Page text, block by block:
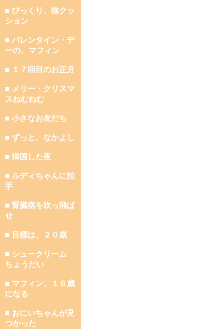
■ びっくり、猫クッ
ション
■ バレンタイン・デ
ーの、マフィン
■ １７回目のお正月
■ メリー・クリスマ
スねむねむ
■ 小さなお友だち
■ ずっと、なかよし
■ 帰国した夜
■ ルディちゃんに拍
手
■ 腎臓病を吹っ飛ば
せ
■ 目標は、２０歳
■ シュークリーム
ちょうだい
■ マフィン、１６歳
になる
■ おにいちゃんが見
つかった